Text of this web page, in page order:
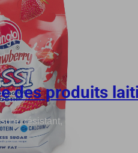
des produits
résistant, destiné aux